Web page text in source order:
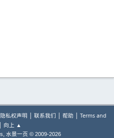
隐私权声明 | 联系我们 | 帮助 | Terms and
向上 ▲
, 水景一页 © 2009-2026